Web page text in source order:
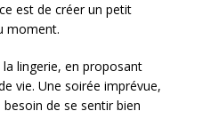
est de créer un petit
moment.
lingerie, en proposant
vie. Une soirée imprévue,
de se sentir bien